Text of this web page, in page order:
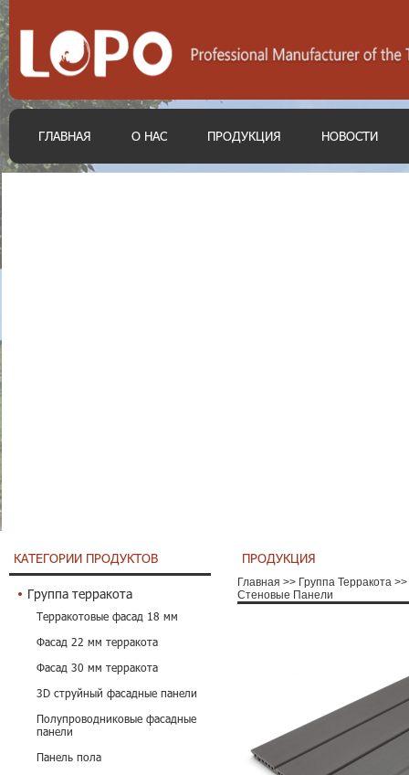
ГЛАВНАЯ О НАС ПРОДУКЦИЯ НОВОСТИ
КАТЕГОРИИ ПРОДУКТОВ
Группа терракота
Терракотовые фасад 18 мм
Фасад 22 мм терракота
Фасад 30 мм терракота
3D струйный фасадные панели
Полупроводниковые фасадные
панели
Панель пола
ПРОДУКЦИЯ
Главная >> Группа Терракота >>
Стеновые Панели